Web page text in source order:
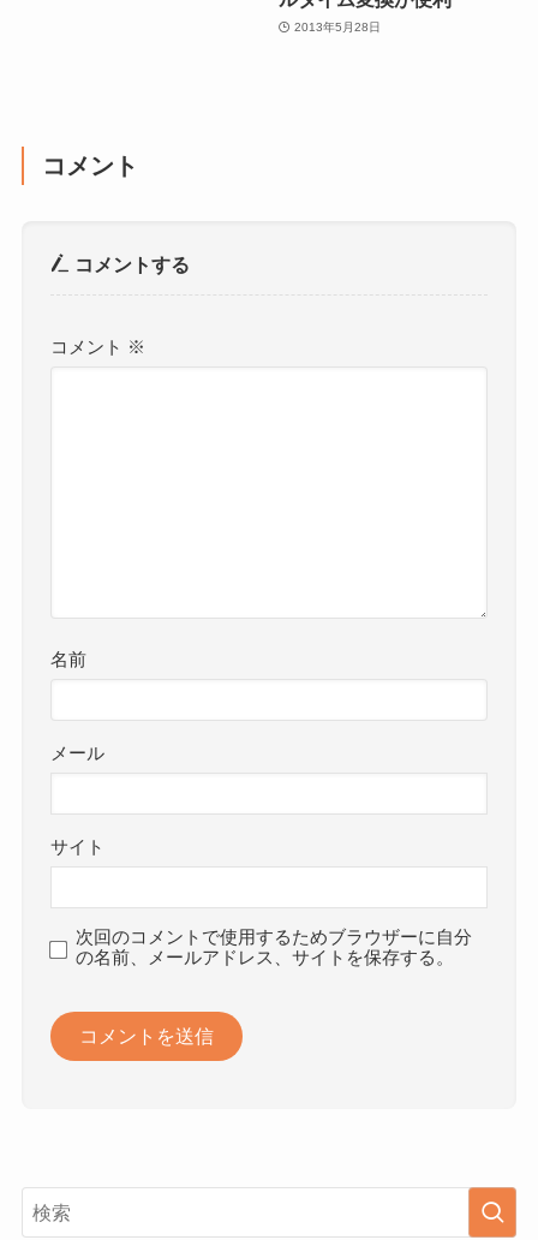
2013年5月28日
コメント
コメントする
コメント ※
名前
メール
サイト
次回のコメントで使用するためブラウザーに自分
の名前、メールアドレス、サイトを保存する。